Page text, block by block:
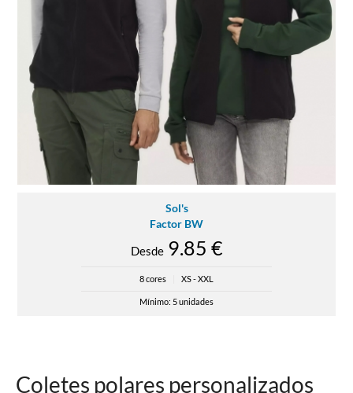
Sol's
Factor BW
Desde9.85 €
8 cores XS - XXL
Mínimo: 5 unidades
Coletes polares personalizados